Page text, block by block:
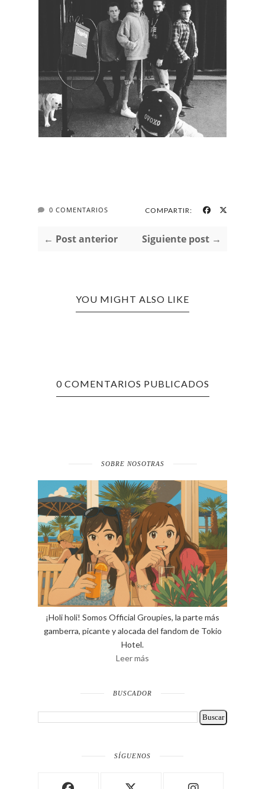
0 COMENTARIOS COMPARTIR:
← Post anterior Siguiente post →
YOU MIGHT ALSO LIKE
0 COMENTARIOS PUBLICADOS
SOBRE NOSOTRAS
¡Holi holi! Somos Official Groupies, la parte más
gamberra, picante y alocada del fandom de Tokio
Hotel.
Leer más
BUSCADOR
SÍGUENOS